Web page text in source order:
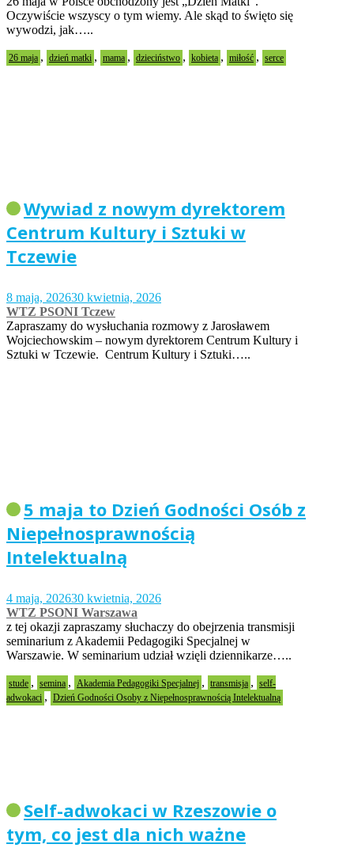
Oczywiście wszyscy o tym wiemy. Ale skąd to święto się
wywodzi, jak…..
26 maja , dzień matki , mama , dzieciństwo , kobieta , miłość , serce
Wywiad z nowym dyrektorem
Centrum Kultury i Sztuki w
Tczewie
8 maja, 202630 kwietnia, 2026
WTZ PSONI Tczew
Zapraszamy do wysłuchania rozmowy z Jarosławem
Wojciechowskim – nowym dyrektorem Centrum Kultury i
Sztuki w Tczewie. Centrum Kultury i Sztuki…..
5 maja to Dzień Godności Osób z
Niepełnosprawnością
Intelektualną
4 maja, 202630 kwietnia, 2026
WTZ PSONI Warszawa
z tej okazji zapraszamy słuchaczy do obejrzenia transmisji
seminarium z Akademii Pedagogiki Specjalnej w
Warszawie. W seminarium udział wzięli dziennikarze…..
stude , semina , Akademia Pedagogiki Specjalnej , transmisja , self-
adwokaci , Dzień Godności Osoby z Niepełnosprawnością Intelektualną
Self-adwokaci w Rzeszowie o
tym, co jest dla nich ważne